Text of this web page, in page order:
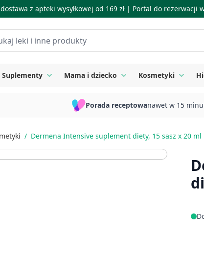
z apteki wysyłkowej od 169 zł | Portal do rezerwacji
leki i inne produkty
na receptę
submenu for Zdrowie
Suplementy Toggle submenu for Suplementy
Mama i dziecko Toggle submenu for
Kosmetyki Toggle
Porada receptowanawet w 15
/ Dermena Intensive suplement diety, 15 sasz x 20 ml